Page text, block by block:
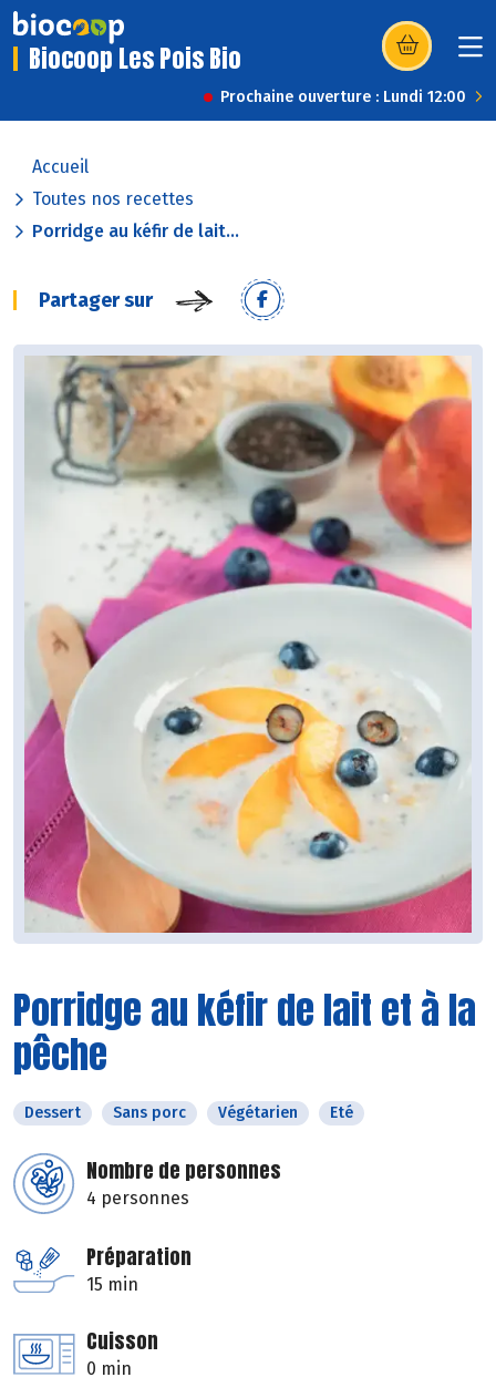
Biocoop Les Pois Bio (s’ouvre dans
Prochaine ouverture : Lundi 12:00
Accueil
Toutes nos recettes
Porridge au kéfir de lait...
Partager sur
Porridge au kéfir de lait et à la
pêche
Dessert Sans porc Végétarien Eté
Nombre de personnes
4 personnes
Préparation
15 min
Cuisson
0 min